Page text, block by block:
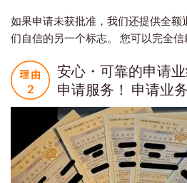
如果申请未获批准，我们还提供全额
们自信的另一个标志。 您可以完全信
安心・可靠的申请
申请服务！ 申请业